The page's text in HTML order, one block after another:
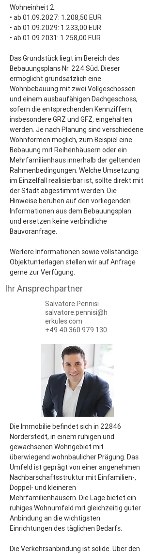
Wohneinheit 2:
• ab 01.09.2027: 1.208,50 EUR
• ab 01.09.2029: 1.233,00 EUR
• ab 01.09.2031: 1.258,00 EUR
Das Grundstück liegt im Bereich des
Bebauungsplans Nr. 224 Süd. Dieser
ermöglicht grundsätzlich eine
Wohnbebauung mit zwei Vollgeschossen
und einem ausbaufähigen Dachgeschoss,
sofern die entsprechenden Kennziffern,
insbesondere GRZ und GFZ, eingehalten
werden. Je nach Planung sind verschiedene
Wohnformen möglich, zum Beispiel eine
Bebauung mit Reihenhäusern oder ein
Mehrfamilienhaus innerhalb der geltenden
Rahmenbedingungen. Welche Umsetzung
im Einzelfall realisierbar ist, sollte direkt mit
der Stadt abgestimmt werden. Die
Hinweise beruhen auf den vorliegenden
Informationen aus dem Bebauungsplan
und ersetzen keine verbindliche
Bauvoranfrage.
Weitere Informationen sowie vollständige
Objektunterlagen stellen wir auf Anfrage
gerne zur Verfügung.
Ihr Ansprechpartner
Salvatore Pennisi
salvatore.pennisi@h
erkules.com
+49 40 360 979 130
Die Immobilie befindet sich in 22846
Norderstedt, in einem ruhigen und
gewachsenen Wohngebiet mit
überwiegend wohnbaulicher Prägung. Das
Umfeld ist geprägt von einer angenehmen
Nachbarschaftsstruktur mit Einfamilien-,
Doppel- und kleineren
Mehrfamilienhäusern. Die Lage bietet ein
ruhiges Wohnumfeld mit gleichzeitig guter
Anbindung an die wichtigsten
Einrichtungen des täglichen Bedarfs.
Die Verkehrsanbindung ist solide. Über den